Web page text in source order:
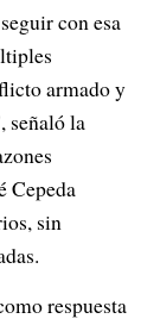
con esa
armado y
señaló la
Cepeda
sin
respuesta